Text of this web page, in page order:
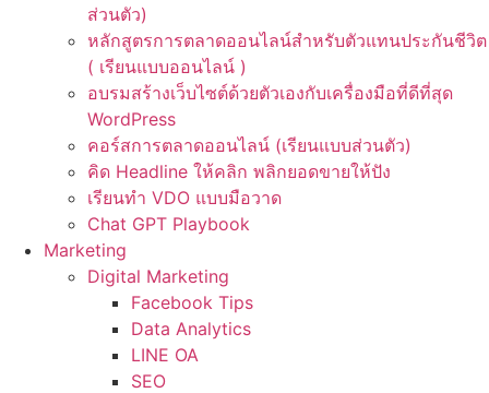
ส่วนตัว)
หลักสูตรการตลาดออนไลน์สำหรับตัวแทนประกันชีวิต
( เรียนแบบออนไลน์ )
อบรมสร้างเว็บไซต์ด้วยตัวเองกับเครื่องมือที่ดีที่สุด
WordPress
คอร์สการตลาดออนไลน์ (เรียนแบบส่วนตัว)
คิด Headline ให้คลิก พลิกยอดขายให้ปัง
เรียนทำ VDO แบบมือวาด
Chat GPT Playbook
Marketing
Digital Marketing
Facebook Tips
Data Analytics
LINE OA
SEO